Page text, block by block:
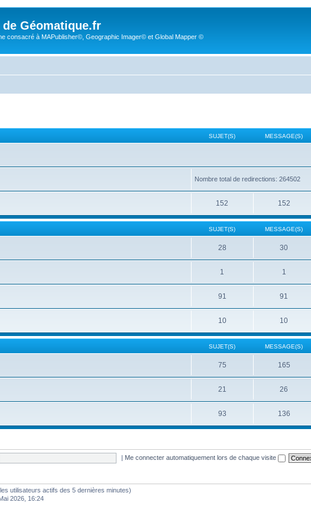
Géomatique.fr
consacré à MAPublisher©, Geographic Imager© et Global Mapper ©
SUJET(S) MESSAGE(S)
Nombre total de redirections: 264502
152 152
SUJET(S) MESSAGE(S)
28 30
1 1
91 91
10 10
SUJET(S) MESSAGE(S)
75 165
21 26
93 136
| Me connecter automatiquement lors de chaque visite
utilisateurs actifs des 5 dernières minutes)
2026, 16:24